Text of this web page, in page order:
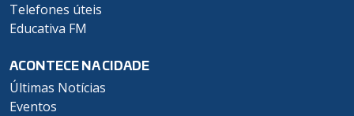
Telefones úteis
Educativa FM
ACONTECE NA CIDADE
Últimas Notícias
Eventos